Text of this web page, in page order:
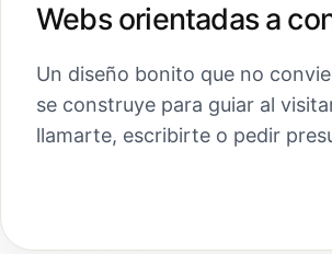
Webs orientadas a
Un diseño bonito que no
se construye para guiar al
llamarte, escribirte o pedir